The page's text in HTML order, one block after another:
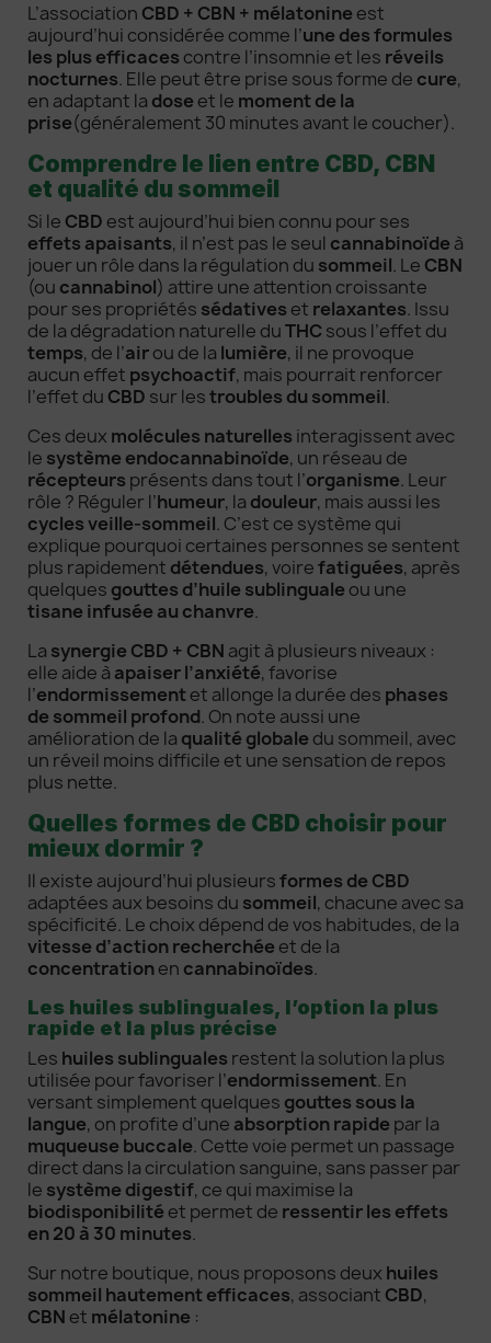
L’association CBD + CBN + mélatonine est
aujourd’hui considérée comme l’une des formules
les plus efficaces contre l’insomnie et les réveils
nocturnes. Elle peut être prise sous forme de cure,
en adaptant la dose et le moment de la
prise(généralement 30 minutes avant le coucher).
Comprendre le lien entre CBD, CBN
et qualité du sommeil
Si le CBD est aujourd’hui bien connu pour ses
effets apaisants, il n’est pas le seul cannabinoïde à
jouer un rôle dans la régulation du sommeil. Le CBN
(ou cannabinol) attire une attention croissante
pour ses propriétés sédatives et relaxantes. Issu
de la dégradation naturelle duTHCsous l’effet du
temps, de l’airou de la lumière, il ne provoque
aucun effet psychoactif, mais pourrait renforcer
l’effet du CBD sur lestroubles du sommeil.
Ces deux molécules naturelles interagissent avec
le système endocannabinoïde, un réseau de
récepteurs présents dans tout l’organisme. Leur
rôle ? Réguler l’humeur, la douleur, mais aussi les
cycles veille-sommeil. C’est ce système qui
explique pourquoi certaines personnes se sentent
plus rapidement détendues, voirefatiguées, après
quelques gouttes d’huile sublinguale ou une
tisane infusée au chanvre.
La synergie CBD + CBN agit à plusieurs niveaux :
elle aide à apaiser l’anxiété, favorise
l’endormissementet allonge la durée des phases
de sommeil profond. On note aussi une
amélioration de la qualité globale du sommeil, avec
un réveil moins difficile et une sensation de repos
plus nette.
Quelles formes de CBD choisir pour
mieux dormir ?
Il existe aujourd’hui plusieursformes de CBD
adaptées aux besoins du sommeil, chacune avec sa
spécificité. Le choix dépend de vos habitudes, de la
vitesse d’action recherchée et de la
concentrationen cannabinoïdes.
Les huiles sublinguales, l’option la plus
rapide et la plus précise
Les huiles sublinguales restent la solution la plus
utilisée pour favoriser l’endormissement. En
versant simplement quelques gouttes sous la
langue, on profite d’une absorption rapide par la
muqueuse buccale. Cette voie permet un passage
direct dans la circulation sanguine, sans passer par
le système digestif, ce qui maximise la
biodisponibilité et permet de ressentir les effets
en 20 à 30 minutes.
Sur notre boutique, nous proposons deux huiles
sommeil hautement efficaces, associant CBD,
CBN et mélatonine :